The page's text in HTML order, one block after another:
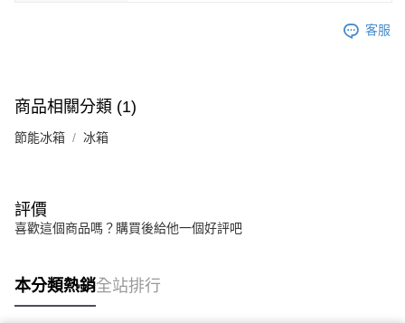
客服
商品相關分類 (1)
節能冰箱 冰箱
評價
喜歡這個商品嗎？購買後給他一個好評吧
本分類熱銷全站排行